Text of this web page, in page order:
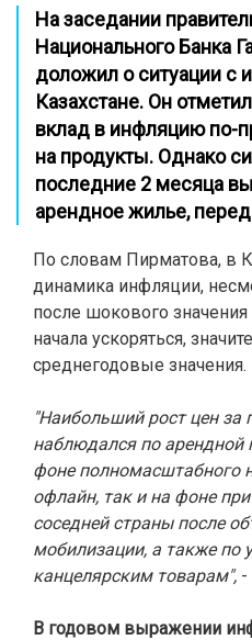
На заседании
Национального Банка
доложил о ситуации с
Казахстане. Он
вклад в инфляцию по-
на продукты. Однако
последние 2 месяца
арендное жилье,
По словам Пирматова, в
динамика инфляции,
после шокового значения
начала ускоряться,
среднегодовые значения.
"Наибольший рост цен за
наблюдался по арендной
фоне полномасштабного
офлайн, так и на фоне
соседней страны после
мобилизации, а также по
канцелярским товарам", -
В годовом выражении